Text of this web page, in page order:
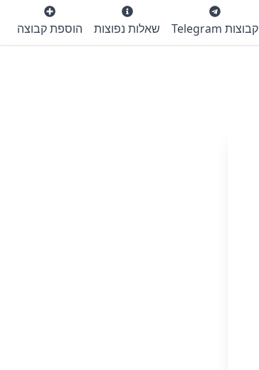
קבוצות Telegram שאלות נפוצות הוספת קבוצה